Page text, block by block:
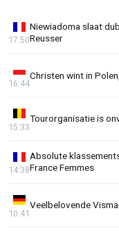
Niewiadoma slaat
Reusser
17:50
Christen wint in
16:44
Tourorganisatie is
15:33
Absolute
France Femmes
14:38
Veelbelovende
10:41